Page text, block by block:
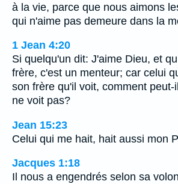
à la vie, parce que nous aimons
qui n'aime pas demeure dans la
1 Jean 4:20
Si quelqu'un dit: J'aime Dieu, et
frère, c'est un menteur; car celui
son frère qu'il voit, comment peut-
ne voit pas?
Jean 15:23
Celui qui me hait, hait aussi mon
Jacques 1:18
Il nous a engendrés selon sa